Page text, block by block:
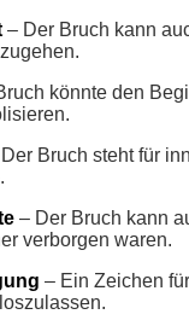
– Der Bruch kann
könnte den
Bruch steht für
– Der Bruch kann
verborgen waren.
– Ein Zeichen